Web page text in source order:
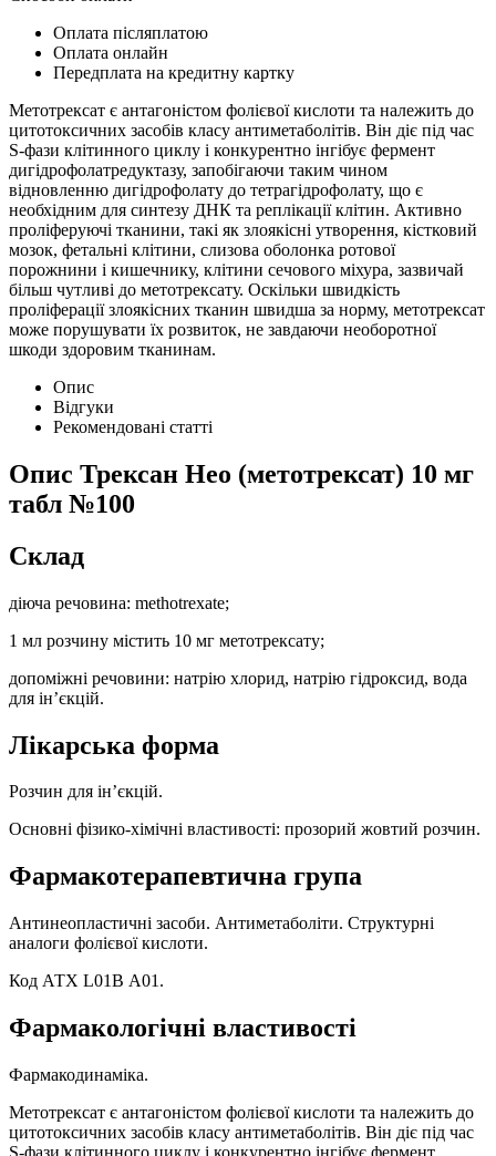
Оплата післяплатою
Оплата онлайн
Передплата на кредитну картку
Метотрексат є антагоністом фолієвої кислоти та належить до
цитотоксичних засобів класу антиметаболітів. Він діє під час
S-фази клітинного циклу і конкурентно інгібує фермент
дигідрофолатредуктазу, запобігаючи таким чином
відновленню дигідрофолату до тетрагідрофолату, що є
необхідним для синтезу ДНК та реплікації клітин. Активно
проліферуючі тканини, такі як злоякісні утворення, кістковий
мозок, фетальні клітини, слизова оболонка ротової
порожнини і кишечнику, клітини сечового міхура, зазвичай
більш чутливі до метотрексату. Оскільки швидкість
проліферації злоякісних тканин швидша за норму, метотрексат
може порушувати їх розвиток, не завдаючи необоротної
шкоди здоровим тканинам.
Опис
Відгуки
Рекомендовані статті
Опис Трексан Нео (метотрексат) 10 мг
табл №100
Склад
діюча речовина: methotrexate;
1 мл розчину містить 10 мг метотрексату;
допоміжні речовини: натрію хлорид, натрію гідроксид, вода
для ін’єкцій.
Лікарська форма
Розчин для ін’єкцій.
Основні фізико-хімічні властивості: прозорий жовтий розчин.
Фармакотерапевтична група
Антинеопластичні засоби. Антиметаболіти. Структурні
аналоги фолієвої кислоти.
Код АТХ L01B А01.
Фармакологічні властивості
Фармакодинаміка.
Метотрексат є антагоністом фолієвої кислоти та належить до
цитотоксичних засобів класу антиметаболітів. Він діє під час
S-фази клітинного циклу і конкурентно інгібує фермент